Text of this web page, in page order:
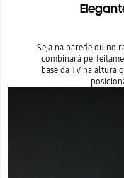
Seja na parede ou no
combinará
base da TV na altura